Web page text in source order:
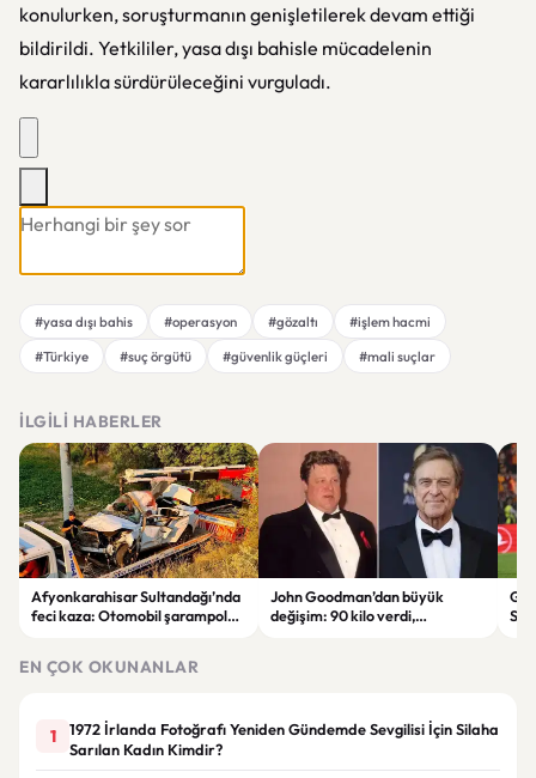
konulurken, soruşturmanın genişletilerek devam ettiği
bildirildi. Yetkililer, yasa dışı bahisle mücadelenin
kararlılıkla sürdürüleceğini vurguladı.
#yasa dışı bahis #operasyon #gözaltı
#işlem hacmi
#Türkiye
#suç örgütü #güvenlik güçleri #mali suçlar
İLGILI HABERLER
Afyonkarahisar Sultandağı’nda
feci kaza: Otomobil şarampole
John Goodman’dan büyük
değişim: 90 kilo verdi,
EN ÇOK OKUNANLAR
1
1972 İrlanda Fotoğrafı Yeniden Gündemde Sevgilisi İçin Silaha
Sarılan Kadın Kimdir?